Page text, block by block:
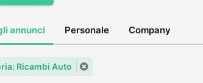
annunci Personale Company
Ricambi Auto